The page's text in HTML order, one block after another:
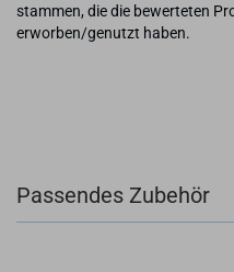
stammen, die die bewerteten
erworben/genutzt haben.
Passendes Zubehör